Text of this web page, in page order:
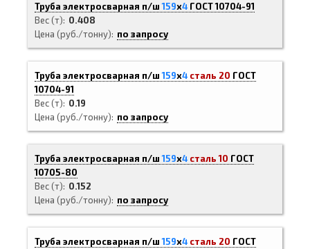
Труба электросварная п/ш159х4 ГОСТ 10704-91
Вес (т)
0.408
Цена (руб./тонну)
по запросу
Труба электросварная п/ш159х4 сталь 20 ГОСТ
10704-91
Вес (т)
0.19
Цена (руб./тонну)
по запросу
Труба электросварная п/ш159х4 сталь 10 ГОСТ
10705-80
Вес (т)
0.152
Цена (руб./тонну)
по запросу
Труба электросварная п/ш159х4 сталь 20 ГОСТ